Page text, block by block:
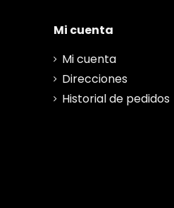
Mi cuenta
Mi cuenta
Direcciones
Historial de pedidos